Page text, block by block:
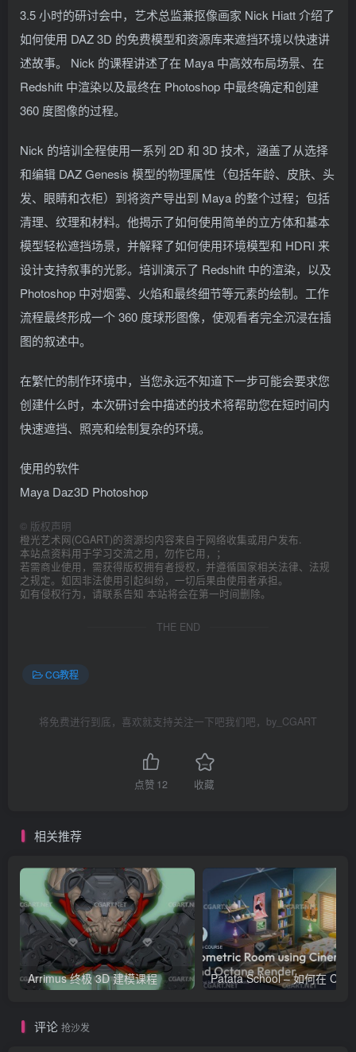
3.5 小时的研讨会中，艺术总监兼抠像画家 Nick Hiatt 介绍了
如何使用 DAZ 3D 的免费模型和资源库来遮挡环境以快速讲
述故事。 Nick 的课程讲述了在 Maya 中高效布局场景、在
Redshift 中渲染以及最终在 Photoshop 中最终确定和创建
360 度图像的过程。
Nick 的培训全程使用一系列 2D 和 3D 技术，涵盖了从选择
和编辑 DAZ Genesis 模型的物理属性（包括年龄、皮肤、头
发、眼睛和衣柜）到将资产导出到 Maya 的整个过程；包括
清理、纹理和材料。他揭示了如何使用简单的立方体和基本
模型轻松遮挡场景，并解释了如何使用环境模型和 HDRI 来
设计支持叙事的光影。培训演示了 Redshift 中的渲染，以及
Photoshop 中对烟雾、火焰和最终细节等元素的绘制。工作
流程最终形成一个 360 度球形图像，使观看者完全沉浸在插
图的叙述中。
在繁忙的制作环境中，当您永远不知道下一步可能会要求您
创建什么时，本次研讨会中描述的技术将帮助您在短时间内
快速遮挡、照亮和绘制复杂的环境。
使用的软件
Maya Daz3D Photoshop
© 版权声明
橙光艺术网(CGART)的资源均内容来自于网络收集或用户发布.
本站点资料用于学习交流之用，勿作它用，；
若需商业使用，需获得版权拥有者授权，并遵循国家相关法律、法规
之规定。如因非法使用引起纠纷，一切后果由使用者承担。
如有侵权行为，请联系告知 本站将会在第一时间删除。
THE END
CG教程
将免费进行到底，喜欢就支持关注一下吧我们吧，by_CGART
点赞 12 收藏
相关推荐
Arrimus 终极 3D 建模课程
评论 抢沙发